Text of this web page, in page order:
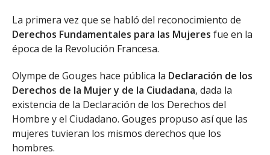
La primera vez que se habló del reconocimiento de
Derechos Fundamentales para las Mujeres fue en la
época de la Revolución Francesa.
Olympe de Gouges hace pública la Declaración de los
Derechos de la Mujer y de la Ciudadana, dada la
existencia de la Declaración de los Derechos del
Hombre y el Ciudadano. Gouges propuso así que las
mujeres tuvieran los mismos derechos que los
hombres.